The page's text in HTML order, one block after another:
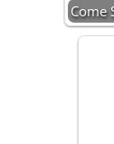
Come